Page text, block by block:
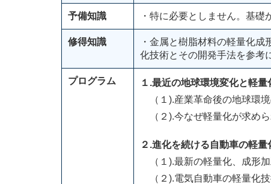
予備知識 ・特に必要としません。基
修得知識
・金属と樹脂材料の軽量化
化技術とその開発手法を参考
プログラム
１.最近の地球環境変化と軽量
（１).産業革命後の地球環
（２).今なぜ軽量化が求めら
２.進化を続ける自動車の軽量
（１).最新の軽量化、成形
（２).電気自動車の軽量化